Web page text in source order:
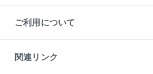
ご紹介・再契約特典
入居者様専用-各種ご案内（賃貸）
東急こすもす会「こすもすWeb」
ご利用について
金融商品取引について
東急リバブル ソーシャルメディアポリシー
関連リンク